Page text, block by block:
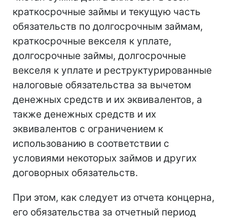
краткосрочные займы и текущую часть
обязательств по долгосрочным займам,
краткосрочные векселя к уплате,
долгосрочные займы, долгосрочные
векселя к уплате и реструктурированные
налоговые обязательства за вычетом
денежных средств и их эквивалентов, а
также денежных средств и их
эквивалентов с ограничением к
использованию в соответствии с
условиями некоторых займов и других
договорных обязательств.
При этом, как следует из отчета концерна,
его обязательства за отчетный период